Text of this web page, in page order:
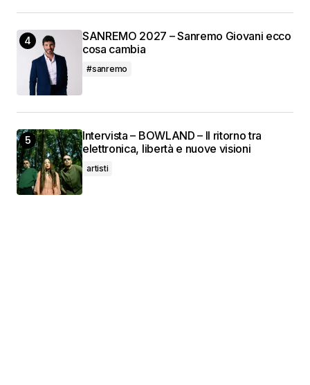
SANREMO 2027 – Sanremo Giovani ecco
cosa cambia
#sanremo
Intervista – BOWLAND – Il ritorno tra
elettronica, libertà e nuove visioni
artisti